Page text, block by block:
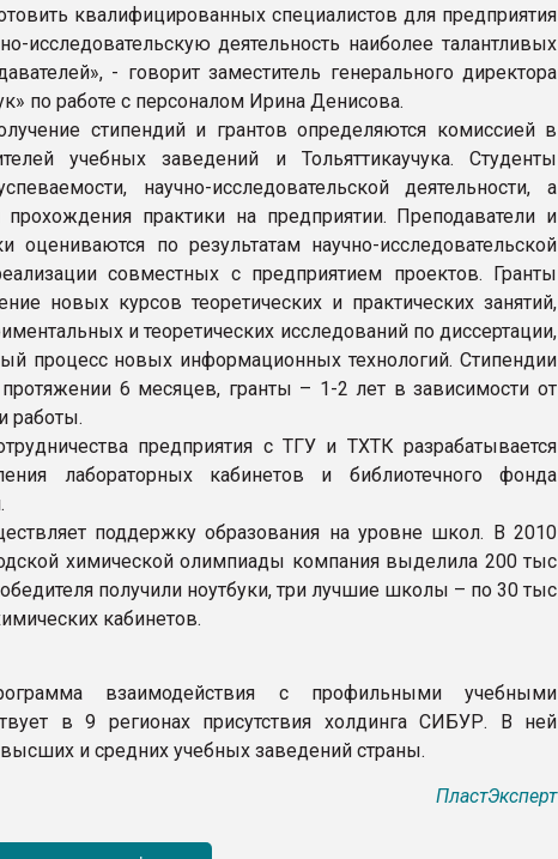
квалифицированных специалистов для предприятия
исследовательскую деятельность наиболее талантливых
- говорит заместитель генерального директора
по работе с персоналом Ирина Денисова.
стипендий и грантов определяются комиссией в
учебных заведений и Тольяттикаучука. Студенты
научно-исследовательской деятельности, а
прохождения практики на предприятии. Преподаватели и
оцениваются по результатам научно-исследовательской
совместных с предприятием проектов. Гранты
новых курсов теоретических и практических занятий,
и теоретических исследований по диссертации,
процесс новых информационных технологий. Стипендии
6 месяцев, гранты – 1-2 лет в зависимости от
работы.
предприятия с ТГУ и ТХТК разрабатывается
лабораторных кабинетов и библиотечного фонда
поддержку образования на уровне школ. В 2010
химической олимпиады компания выделила 200 тыс
получили ноутбуки, три лучшие школы – по 30 тыс
кабинетов.
взаимодействия с профильными учебными
в 9 регионах присутствия холдинга СИБУР. В ней
высших и средних учебных заведений страны.
ПластЭксперт